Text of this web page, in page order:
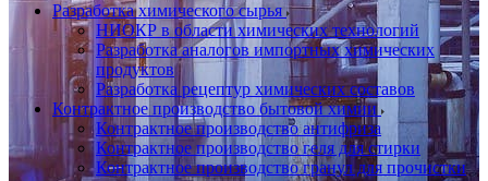
Разработка химического сырья
НИОКР в области химических технологий
Разработка аналогов импортных химических
продуктов
Разработка рецептур химических составов
Контрактное производство бытовой химии
Контрактное производство антифриза
Контрактное производство геля для стирки
Контрактное производство гранул для прочистки